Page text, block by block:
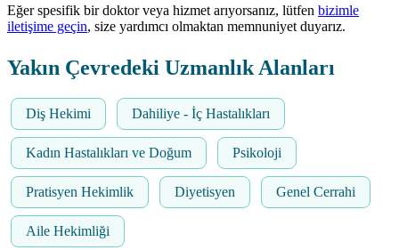
Eğer spesifik bir doktor veya hizmet arıyorsanız, lütfen bizimle
iletişime geçin, size yardımcı olmaktan memnuniyet duyarız.
Yakın Çevredeki Uzmanlık Alanları
Diş Hekimi Dahiliye - İç Hastalıkları
Kadın Hastalıkları ve Doğum Psikoloji
Pratisyen Hekimlik Diyetisyen Genel Cerrahi
Aile Hekimliği